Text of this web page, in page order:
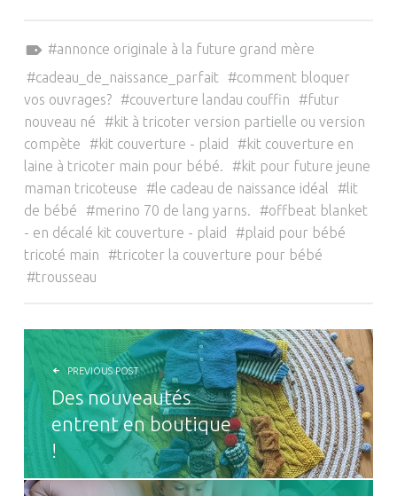
annonce originale à la future grand mère
cadeau_de_naissance_parfait
comment bloquer
vos ouvrages?
couverture landau couffin
futur
nouveau né
kit à tricoter version partielle ou version
compète
kit couverture - plaid
kit couverture en
laine à tricoter main pour bébé.
kit pour future jeune
maman tricoteuse
le cadeau de naissance idéal
lit
de bébé
merino 70 de lang yarns.
offbeat blanket
- en décalé kit couverture - plaid
plaid pour bébé
tricoté main
tricoter la couverture pour bébé
trousseau
NAVIGATION DE L’ARTICLE
PREVIOUS POST
Des nouveautés
entrent en boutique
!